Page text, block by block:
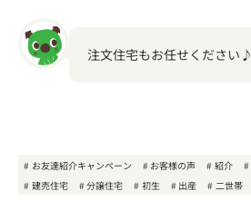
注文住宅もお任せください♪
お友達紹介キャンペーン お客様の声 紹介
建売住宅
分譲住宅 初生 出産 二世帯